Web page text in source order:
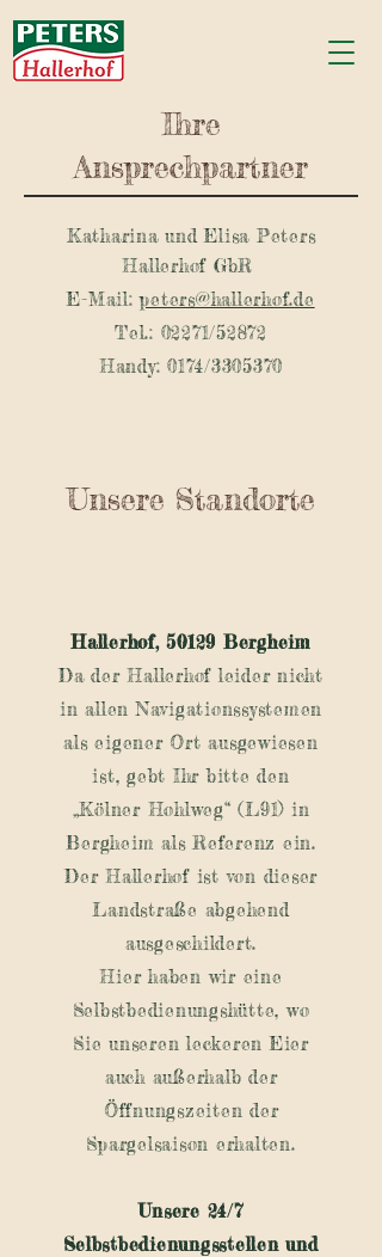
Ihre
Ansprechpartner
Katharina und Elisa Peters
Hallerhof GbR
E-Mail:peters@hallerhof.de
Tel.: 02271/52872
Handy: 0174/3305370
Unsere Standorte
Hallerhof, 50129 Bergheim
Da der Hallerhof leider nicht
in allen Navigationssystemen
als eigener Ort ausgewiesen
ist, gebt Ihr bitte den
„Kölner Hohlweg“ (L91) in
Bergheim als Referenz ein.
Der Hallerhof ist von dieser
Landstraße abgehend
ausgeschildert.
Hier haben wir eine
Selbstbedienungshütte, wo
Sie unseren leckeren Eier
auch außerhalb der
Öffnungszeiten der
Spargelsaison erhalten.
Unsere 24/7
Selbstbedienungsstellen und